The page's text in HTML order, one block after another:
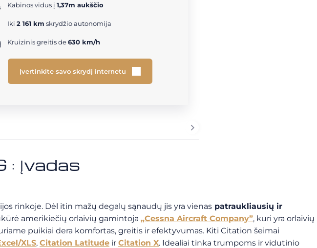
Kabinos vidus į 1,37m aukščio
Iki 2 161 km skrydžio autonomija
Kruizinis greitis de630 km/h
Įvertinkite savo skrydį internetu
: Įvadas
rinkoje. Dėl itin mažų degalų sąnaudų jis yra vienas patraukliausių ir
amerikiečių orlaivių gamintoja „Cessna Aircraft Company”, kuri yra orlaivių
puikiai dera komfortas, greitis ir efektyvumas. Kiti Citation šeimai
XLS, Citation Latitude ir Citation X. Idealiai tinka trumpoms ir vidutinio